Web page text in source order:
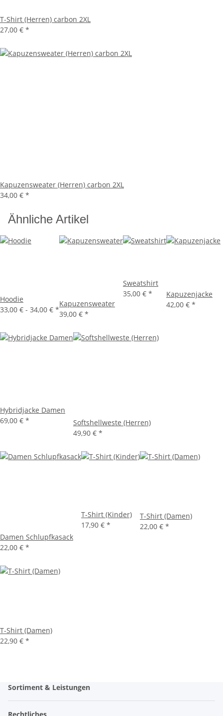
T-Shirt (Herren) carbon 2XL
27,00 € *
Kapuzensweater (Herren) carbon 2XL
34,00 € *
Ähnliche Artikel
Hoodie
33,00 € - 34,00 € *
Kapuzensweater
39,00 € *
Sweatshirt
35,00 € *
Kapuzenjacke
42,00 € *
Hybridjacke Damen
69,00 € *
Softshellweste (Herren)
49,90 € *
Damen Schlupfkasack
22,00 € *
T-Shirt (Kinder)
17,90 € *
T-Shirt (Damen)
22,00 € *
T-Shirt (Damen)
22,90 € *
Sortiment & Leistungen